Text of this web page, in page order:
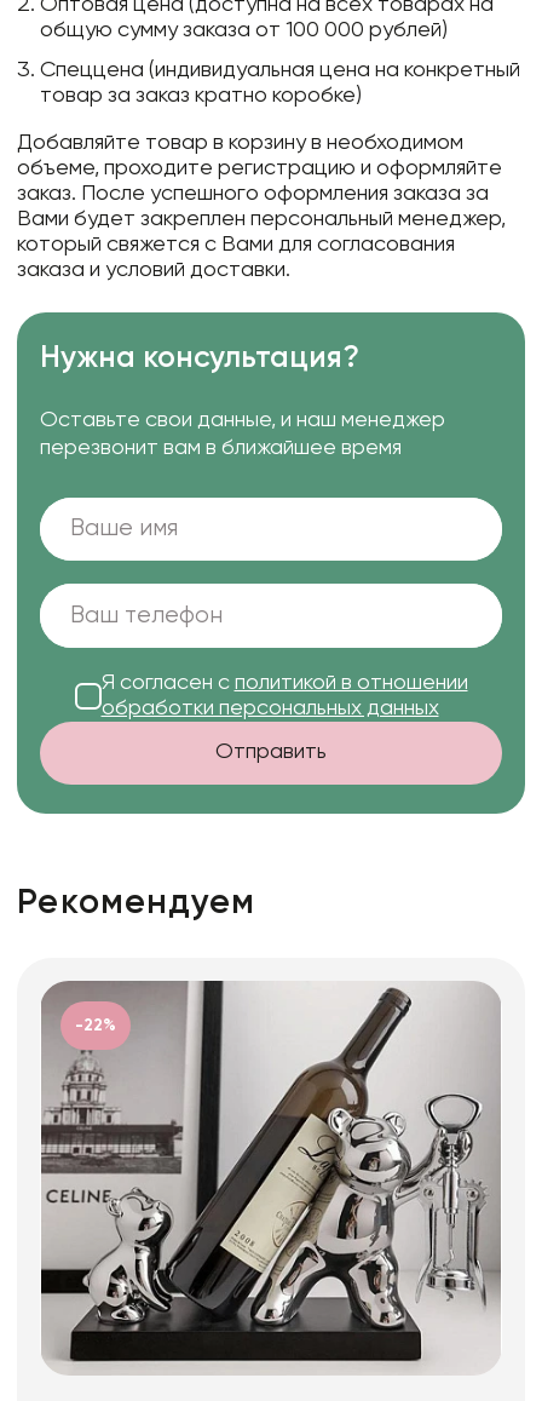
Оптовая цена (доступна на всех товарах на
общую сумму заказа от 100 000 рублей)
Спеццена (индивидуальная цена на конкретный
товар за заказ кратно коробке)
Добавляйте товар в корзину в необходимом
объеме, проходите регистрацию и оформляйте
заказ. После успешного оформления заказа за
Вами будет закреплен персональный менеджер,
который свяжется с Вами для согласования
заказа и условий доставки.
Нужна консультация?
Оставьте свои данные, и наш менеджер
перезвонит вам в ближайшее время
Я согласен с политикой в отношении
обработки персональных данных
Отправить
Рекомендуем
-22%